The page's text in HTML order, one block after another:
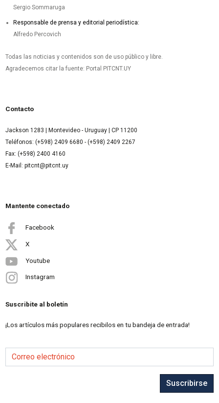
Sergio Sommaruga
Responsable de prensa y editorial periodística:
Alfredo Percovich
Todas las noticias y contenidos son de uso público y libre.
Agradecemos citar la fuente: Portal PITCNT.UY
Contacto
Jackson 1283 | Montevideo - Uruguay | CP 11200
Teléfonos: (+598) 2409 6680 - (+598) 2409 2267
Fax: (+598) 2400 4160
E-Mail: pitcnt@pitcnt.uy
Mantente conectado
Facebook
X
Youtube
Instagram
Suscribite al boletín
¡Los artículos más populares recibilos en tu bandeja de entrada!
Correo electrónico
Suscribirse